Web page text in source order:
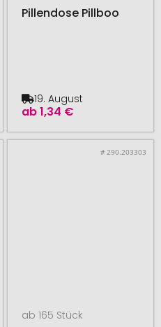
Pillendose Pillboo
ab1,34 €
19. August
# 290.203303
ab 165 Stück